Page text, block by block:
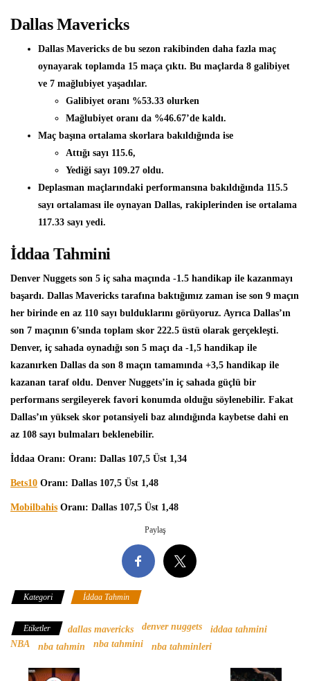
Dallas Mavericks
Dallas Mavericks de bu sezon rakibinden daha fazla maç
oynayarak toplamda 15 maça çıktı. Bu maçlarda 8 galibiyet
ve 7 mağlubiyet yaşadılar.
Galibiyet oranı %53.33 olurken
Mağlubiyet oranı da %46.67’de kaldı.
Maç başına ortalama skorlara bakıldığında ise
Attığı sayı 115.6,
Yediği sayı 109.27 oldu.
Deplasman maçlarındaki performansına bakıldığında 115.5
sayı ortalaması ile oynayan Dallas, rakiplerinden ise ortalama
117.33 sayı yedi.
İddaa Tahmini
Denver Nuggets son 5 iç saha maçında -1.5 handikap ile kazanmayı
başardı. Dallas Mavericks tarafına baktığımız zaman ise son 9 maçın
her birinde en az 110 sayı bulduklarını görüyoruz. Ayrıca Dallas’ın
son 7 maçının 6’sında toplam skor 222.5 üstü olarak gerçekleşti.
Denver, iç sahada oynadığı son 5 maçı da -1,5 handikap ile
kazanırken Dallas da son 8 maçın tamamında +3,5 handikap ile
kazanan taraf oldu. Denver Nuggets’in iç sahada güçlü bir
performans sergileyerek favori konumda olduğu söylenebilir. Fakat
Dallas’ın yüksek skor potansiyeli baz alındığında kaybetse dahi en
az 108 sayı bulmaları beklenebilir.
İddaa Oranı: Oranı: Dallas 107,5 Üst 1,34
Bets10 Oranı: Dallas 107,5 Üst 1,48
Mobilbahis Oranı: Dallas 107,5 Üst 1,48
Paylaş
Kategori İddaa Tahmin
Etiketler dallas mavericks denver nuggets
iddaa tahmini
NBA
nba tahmin nba tahmini nba tahminleri